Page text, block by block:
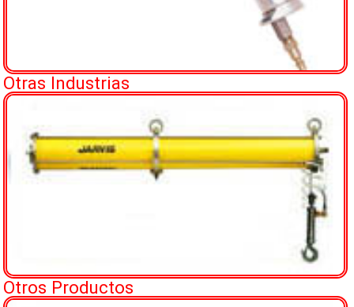
Otras Industrias
Otros Productos